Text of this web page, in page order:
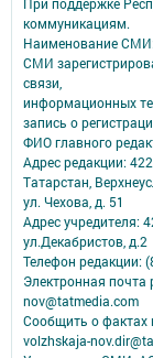
коммуникациям.
Наименование
СМИ
связи,
информационных
запись о
ФИО главного
Адрес редакции:
Татарстан,
ул. Чехова, д. 51
Адрес учредителя:
ул.Декабристов, д.2
Телефон редакции:
Электронная почта
nov@tatmedia.com
Сообщить о фактах
volzhskaja-